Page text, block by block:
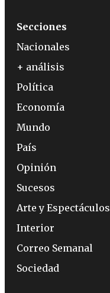
Secciones
Nacionales
+ análisis
Política
Economía
Mundo
País
Opinión
Sucesos
Arte y Espectáculos
Interior
Correo Semanal
Sociedad